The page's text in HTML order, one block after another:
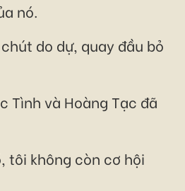
nó.
do dự, quay đầu bỏ
Tình và Hoàng Tạc đã
tôi không còn cơ hội